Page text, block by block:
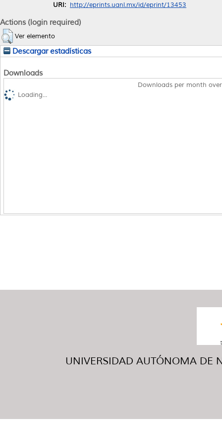
URI: http://eprints.uanl.mx/id/eprint/13453
Actions (login required)
Ver elemento
Descargar estadísticas
Downloads
Downloads per month
Loading...
UNIVERSIDAD AUTÓNOMA DE